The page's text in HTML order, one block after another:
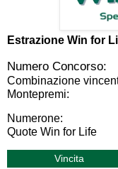
Estrazione Win for
Numero Concorso:
Combinazione
Montepremi:
Numerone:
Quote Win for Life
Vincita